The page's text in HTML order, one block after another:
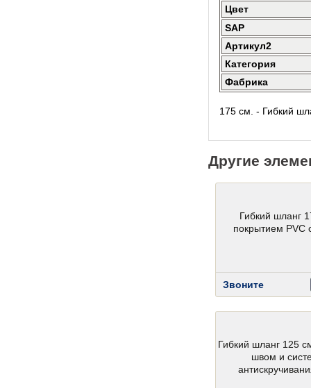
Цвет
SAP
Артикул2
Категория
Фабрика
175 см. - Гибкий
Другие
Гибкий шланг
покрытием PVC
Звоните
Гибкий шланг 125
швом и